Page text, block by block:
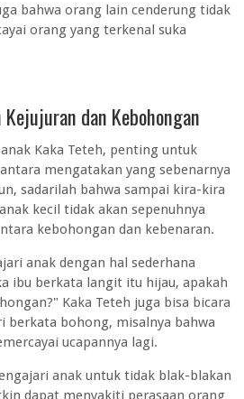
bahwa orang lain cenderung tidak
orang yang terkenal suka
dan Kebohongan
Kaka Teteh, penting untuk
mengatakan yang sebenarnya
sadarilah bahwa sampai kira-kira
kecil tidak akan sepenuhnya
kebohongan dan kebenaran.
anak dengan hal sederhana
ibu berkata langit itu hijau, apakah
Kaka Teteh juga bisa bicara
berkata bohong, misalnya bahwa
ucapannya lagi.
anak untuk tidak blak-blakan
dapat menyakiti perasaan orang